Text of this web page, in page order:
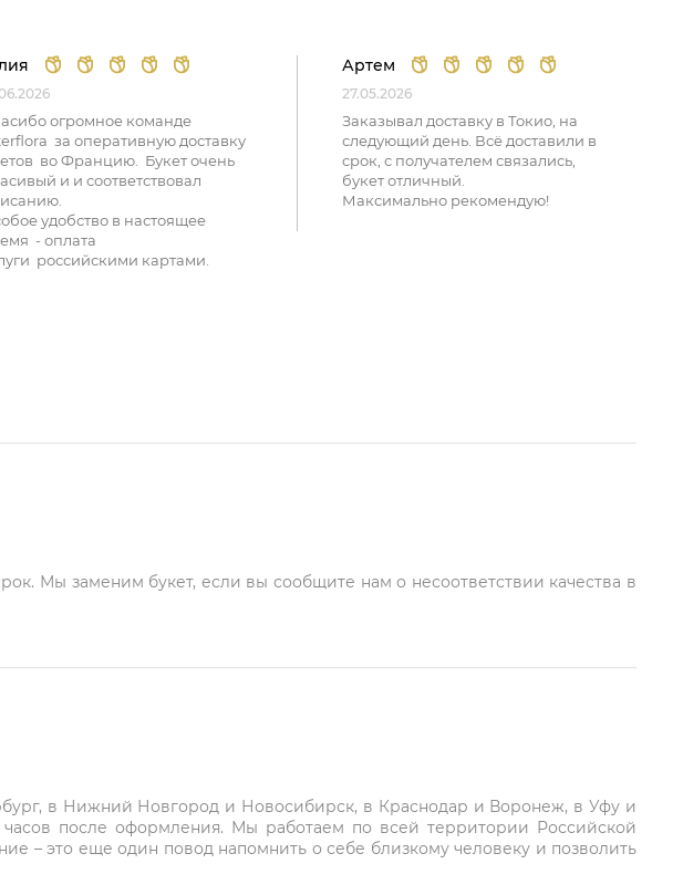
огромное команде
за оперативную доставку
во Францию. Букет очень
и и соответствовал
удобство в настоящее
- оплата
российскими картами.
Артем
27.05.2026
Заказывал доставку в Токио, на
следующий день. Всё доставили в
срок, с получателем связались,
букет отличный.
Максимально рекомендую!
Мы заменим букет, если вы сообщите нам о несоответствии качества в
в Нижний Новгород и Новосибирск, в Краснодар и Воронеж, в Уфу и
после оформления. Мы работаем по всей территории Российской
– это еще один повод напомнить о себе близкому человеку и позволить